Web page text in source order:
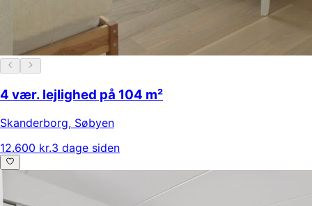
4 vær. lejlighed på 104 m²
Skanderborg, Søbyen
12.600 kr.3 dage siden